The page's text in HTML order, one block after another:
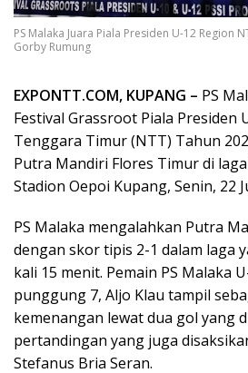
PS Malaka Juara Piala Presiden U-12 Region
Gorby Rumung
EXPONTT.COM, KUPANG – PS
Festival Grassroot Piala Presiden
Tenggara Timur (NTT) Tahun
Putra Mandiri Flores Timur di
Stadion Oepoi Kupang, Senin, 22
PS Malaka mengalahkan Putra
dengan skor tipis 2-1 dalam laga
kali 15 menit. Pemain PS Malaka
punggung 7, Aljo Klau tampil
kemenangan lewat dua gol yang
pertandingan yang juga
Stefanus Bria Seran.